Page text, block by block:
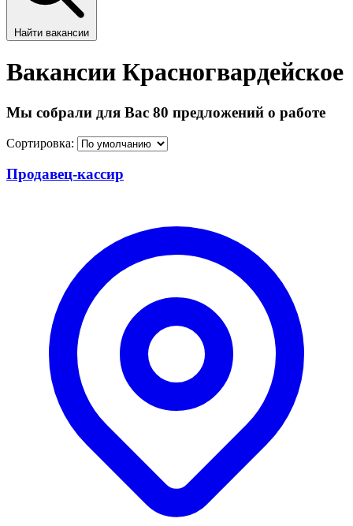
Найти вакансии
Вакансии Красногвардейское
Мы собрали для Вас 80 предложений о работе
Сортировка:
Продавец-кассир